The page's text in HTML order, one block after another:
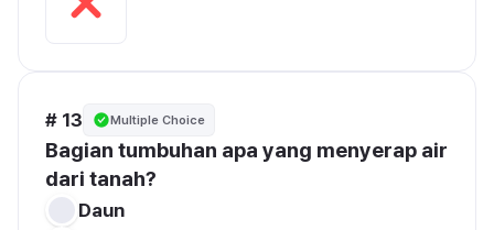
# 13 Multiple Choice
Bagian tumbuhan apa yang menyerap air
dari tanah?
Daun